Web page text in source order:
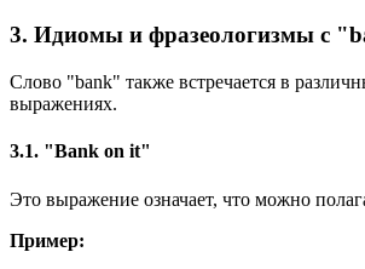
3. Идиомы и фразеологизмы с
Слово "bank" также встречается в
выражениях.
3.1. "Bank on it"
Это выражение означает, что можно
Пример: